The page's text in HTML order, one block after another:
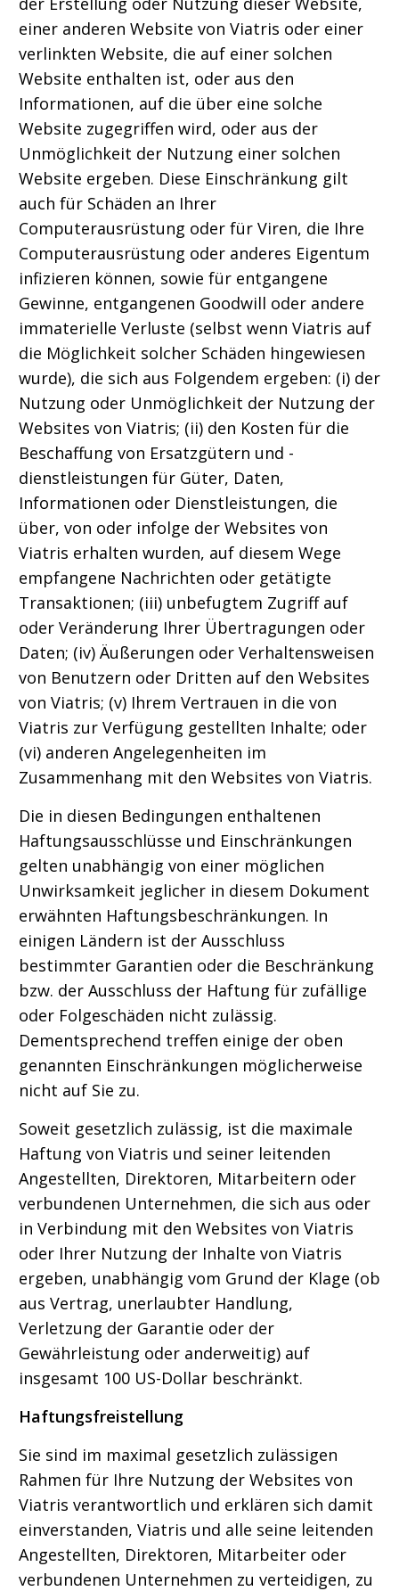
einer anderen Website von Viatris oder einer
verlinkten Website, die auf einer solchen
Website enthalten ist, oder aus den
Informationen, auf die über eine solche
Website zugegriffen wird, oder aus der
Unmöglichkeit der Nutzung einer solchen
Website ergeben. Diese Einschränkung gilt
auch für Schäden an Ihrer
Computerausrüstung oder für Viren, die Ihre
Computerausrüstung oder anderes Eigentum
infizieren können, sowie für entgangene
Gewinne, entgangenen Goodwill oder andere
immaterielle Verluste (selbst wenn Viatris auf
die Möglichkeit solcher Schäden hingewiesen
wurde), die sich aus Folgendem ergeben: (i) der
Nutzung oder Unmöglichkeit der Nutzung der
Websites von Viatris; (ii) den Kosten für die
Beschaffung von Ersatzgütern und -
dienstleistungen für Güter, Daten,
Informationen oder Dienstleistungen, die
über, von oder infolge der Websites von
Viatris erhalten wurden, auf diesem Wege
empfangene Nachrichten oder getätigte
Transaktionen; (iii) unbefugtem Zugriff auf
oder Veränderung Ihrer Übertragungen oder
Daten; (iv) Äußerungen oder Verhaltensweisen
von Benutzern oder Dritten auf den Websites
von Viatris; (v) Ihrem Vertrauen in die von
Viatris zur Verfügung gestellten Inhalte; oder
(vi) anderen Angelegenheiten im
Zusammenhang mit den Websites von Viatris.
Die in diesen Bedingungen enthaltenen
Haftungsausschlüsse und Einschränkungen
gelten unabhängig von einer möglichen
Unwirksamkeit jeglicher in diesem Dokument
erwähnten Haftungsbeschränkungen. In
einigen Ländern ist der Ausschluss
bestimmter Garantien oder die Beschränkung
bzw. der Ausschluss der Haftung für zufällige
oder Folgeschäden nicht zulässig.
Dementsprechend treffen einige der oben
genannten Einschränkungen möglicherweise
nicht auf Sie zu.
Soweit gesetzlich zulässig, ist die maximale
Haftung von Viatris und seiner leitenden
Angestellten, Direktoren, Mitarbeitern oder
verbundenen Unternehmen, die sich aus oder
in Verbindung mit den Websites von Viatris
oder Ihrer Nutzung der Inhalte von Viatris
ergeben, unabhängig vom Grund der Klage (ob
aus Vertrag, unerlaubter Handlung,
Verletzung der Garantie oder der
Gewährleistung oder anderweitig) auf
insgesamt 100 US-Dollar beschränkt.
Haftungsfreistellung
Sie sind im maximal gesetzlich zulässigen
Rahmen für Ihre Nutzung der Websites von
Viatris verantwortlich und erklären sich damit
einverstanden, Viatris und alle seine leitenden
Angestellten, Direktoren, Mitarbeiter oder
verbundenen Unternehmen zu verteidigen, zu